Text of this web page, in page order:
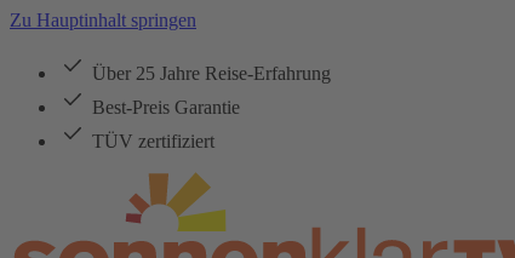
Zu Hauptinhalt springen
Über 25 Jahre Reise-Erfahrung
Best-Preis Garantie
TÜV zertifiziert